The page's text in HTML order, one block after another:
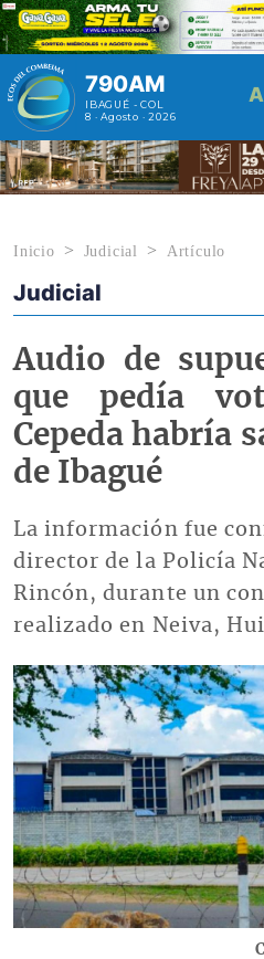
Pasar al contenido principal
790AM
IBAGUÉ - COL
8 · Agosto · 2026
Inicio Judicial Artículo
Econoticias y Eventos
Judicial
Audio de
que pedía
Cepeda habría
de Ibagué
La información fue
director de la Policía
Rincón, durante un
realizado en Neiva,
Imagen